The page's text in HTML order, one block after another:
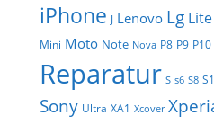
iPhone J Lenovo Lg Lite
Mini Moto Note Nova P8 P9 P10
Reparatur S s6 S8
Sony Ultra XA1 Xcover